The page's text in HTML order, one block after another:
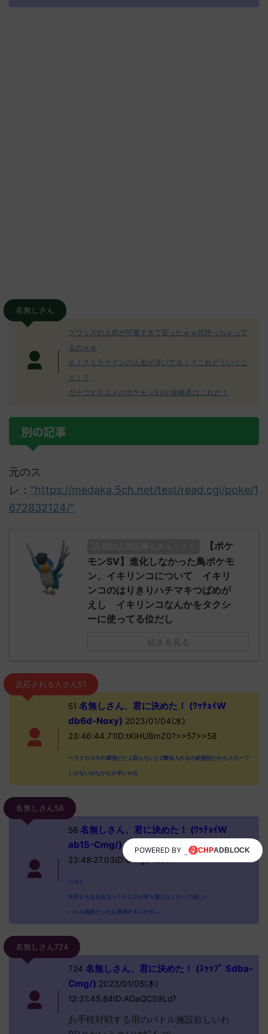
名無しさん
クワッスの人形が可愛すぎて笑ったｗｗ何持っちゃって
るのｗｗ
え！？ミライドンの人形が浮いてる！？これどういうこ
と！？
ガチでオススメのポケモンSVの攻略本はこれだ！
別の記事
元のス
レ： "https://medaka.5ch.net/test/read.cgi/poke/1
672832124/"
【ポケ
モンSV】進化しなかった鳥ポケモ
ン、イキリンコについて イキリ
ンコのはりきりハチマキつばめが
えし イキリンコなんかをタクシ
ーに使ってる位だし
続きを見る
反応される人さん51
51 名無しさん、君に決めた！ (ﾜｯﾁｮｲW
db6d-Noxy) 2023/01/04(水)
23:46:44.71ID:tKiHUBmZ0?>>57>>58
ヘラクロス今の環境だと上取らないと2撃目入れるの絶望的だからスカーフ
しかないのなかなか辛いわな
名無しさん58
58名無しさん、君に決めた！ (ﾜｯﾁｮｲW
ab15-Cmg/)2023/01/04(水)
23:48:27.03ID:6khgSYBJ0?
>>51
初手まもる火炎玉へラクロスが年々通じなくなって悲しい
バトル施設だったら通用するんだが……
名無しさん724
724 名無しさん、君に決めた！ (ｽｯｯﾌﾟ Sdba-
Cmg/) 2023/01/05(木)
12:31:45.84ID:AOaQCS9Ld?
お手軽対戦する用のバトル施設欲しいわ
POWERED BY